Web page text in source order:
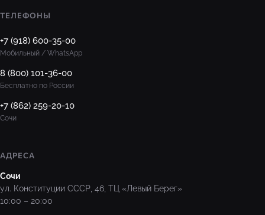
ТЕЛЕФОНЫ
+7 (918) 600-35-00
Мобильный / WhatsApp
8 (800) 101-36-00
Бесплатно по России
+7 (862) 259-20-10
Сочи
АДРЕСА
Сочи
ул. Конституции СССР, 46, ТЦ «Левый Берег»
10:00 – 20:00